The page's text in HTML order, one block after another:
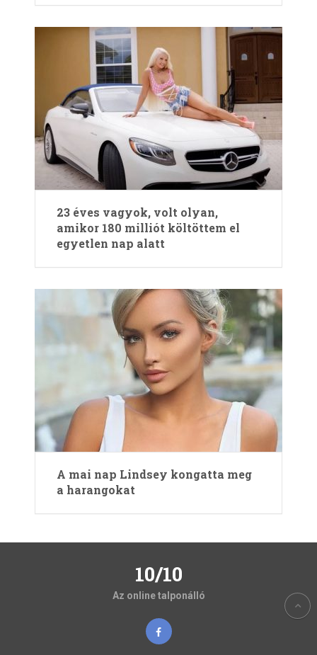
23 éves vagyok, volt olyan,
amikor 180 milliót költöttem el
egyetlen nap alatt
A mai nap Lindsey kongatta meg
a harangokat
10/10
Az online talponálló